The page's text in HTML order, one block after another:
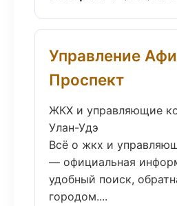
Управление
Проспект
ЖКХ и управляющие
Улан-Удэ
Всё о жкх и
— официальная
удобный поиск,
городом....